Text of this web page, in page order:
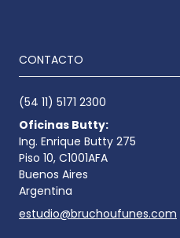
CONTACTO
(54 11) 5171 2300
Oficinas Butty:
Ing. Enrique Butty 275
Piso 10, C1001AFA
Buenos Aires
Argentina
estudio@bruchoufunes.com